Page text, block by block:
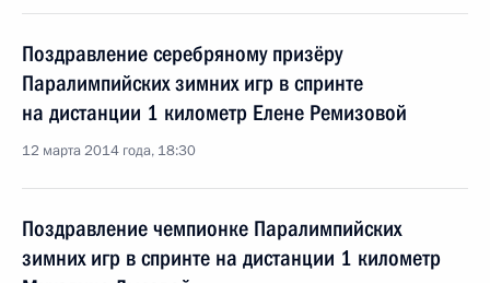
Поздравление серебряному призёру
Паралимпийских зимних игр в спринте
на дистанции 1 километр Елене Ремизовой
12 марта 2014 года, 18:30
Поздравление чемпионке Паралимпийских
зимних игр в спринте на дистанции 1 километр